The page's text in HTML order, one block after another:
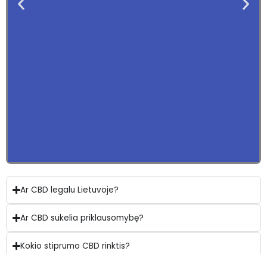
Ar apsvaigsiu nuo
CBD?
Ne, CBD nėra psichoaktyvi
medžiaga, skirtingai nuo THC.
Ar CBD legalu Lietuvoje?
Ar CBD sukelia priklausomybę?
Kokio stiprumo CBD rinktis?